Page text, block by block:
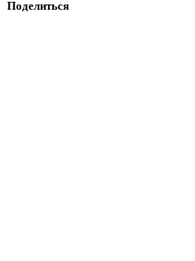
Поделиться